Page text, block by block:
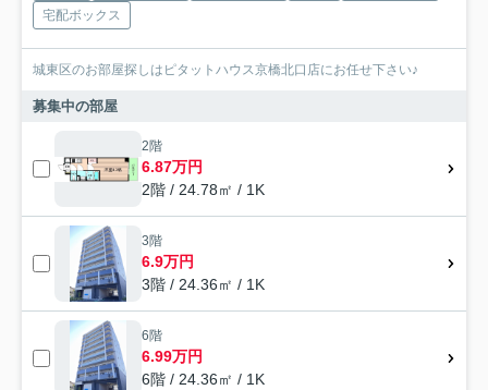
宅配ボックス
城東区のお部屋探しはピタットハウス京橋北口店にお任せ下さい♪
募集中の部屋
2階
6.87万円
2階 / 24.78㎡ / 1K
3階
6.9万円
3階 / 24.36㎡ / 1K
6階
6.99万円
6階 / 24.36㎡ / 1K